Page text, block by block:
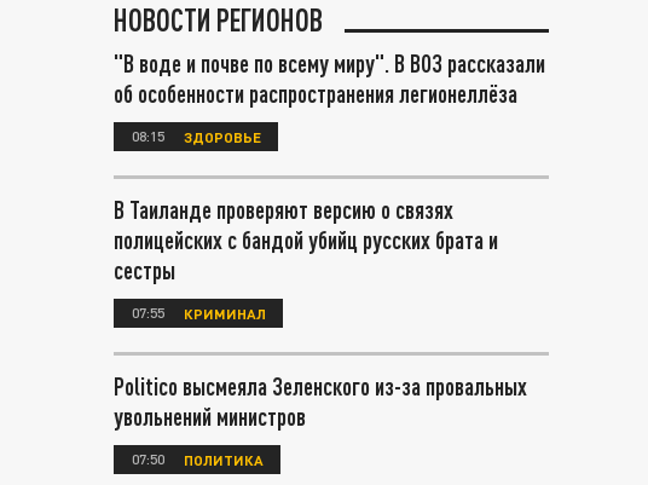
НОВОСТИ РЕГИОНОВ
"В воде и почве по всему миру". В ВОЗ рассказали
об особенности распространения легионеллёза
08:15 ЗДОРОВЬЕ
В Таиланде проверяют версию о связях
полицейских с бандой убийц русских брата и
сестры
07:55 КРИМИНАЛ
Politico высмеяла Зеленского из-за провальных
увольнений министров
07:50 ПОЛИТИКА